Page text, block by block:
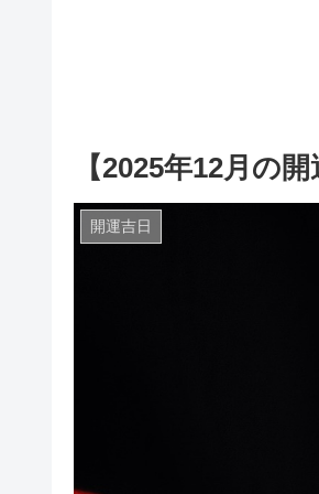
【2025年12月の
開運吉日